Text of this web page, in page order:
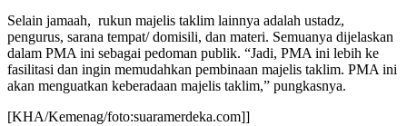
Selain jamaah, rukun majelis taklim lainnya adalah ustadz,
pengurus, sarana tempat/ domisili, dan materi. Semuanya dijelaskan
dalam PMA ini sebagai pedoman publik. “Jadi, PMA ini lebih ke
fasilitasi dan ingin memudahkan pembinaan majelis taklim. PMA ini
akan menguatkan keberadaan majelis taklim,” pungkasnya.
[KHA/Kemenag/foto:suaramerdeka.com]]